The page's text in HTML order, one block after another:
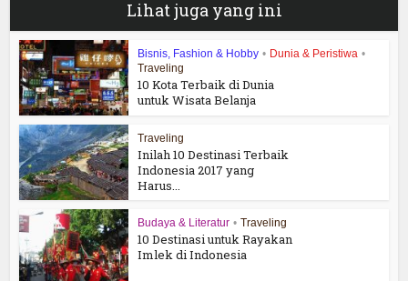
Lihat juga yang ini
Bisnis, Fashion & Hobby • Dunia & Peristiwa •
Traveling
10 Kota Terbaik di Dunia
untuk Wisata Belanja
Traveling
Inilah 10 Destinasi Terbaik
Indonesia 2017 yang
Harus...
Budaya & Literatur • Traveling
10 Destinasi untuk Rayakan
Imlek di Indonesia